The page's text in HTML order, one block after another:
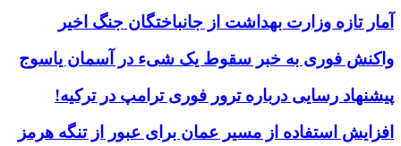
آمار تازه وزارت بهداشت از جانباختگان جنگ اخیر
واکنش فوری به خبر سقوط یک شیء در آسمان یاسوج
پیشنهاد رسایی درباره ترور فوری ترامپ در ترکیه!
افزایش استفاده از مسیر عمان برای عبور از تنگه هرمز